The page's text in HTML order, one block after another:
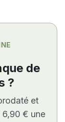
de
?
et
€ une